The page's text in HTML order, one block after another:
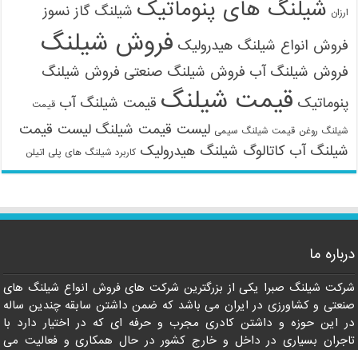
ارزان شیلنگ های پنوماتیک شیلنگ گاز نسوز
فروش انواع شیلنگ هیدرولیک فروش شیلنگ
فروش شیلنگ آب فروش شیلنگ صنعتی فروش شیلنگ
پنوماتیک قیمت شیلنگ قیمت شیلنگ آب قیمت
شیلنگ روغن قیمت شیلنگ سیمی لیست قیمت شیلنگ لیست قیمت
شیلنگ آب کاتالوگ شیلنگ هیدرولیک کاربرد شیلنگ های پلی اتیلن
درباره ما
شرکت شیلنگ صبرا یکی از بزرگترین شرکت های فروش انواع شیلنگ های
صنعتی و کشاورزی در ایران می باشد که ضمن داشتن سابقه چندین ساله
در این حوزه و داشتن کادری مجرب و حرفه ای که در اختیار دارد با
تاجران بسیاری در داخل و خارج کشور در حال همکاری و فعالیت می